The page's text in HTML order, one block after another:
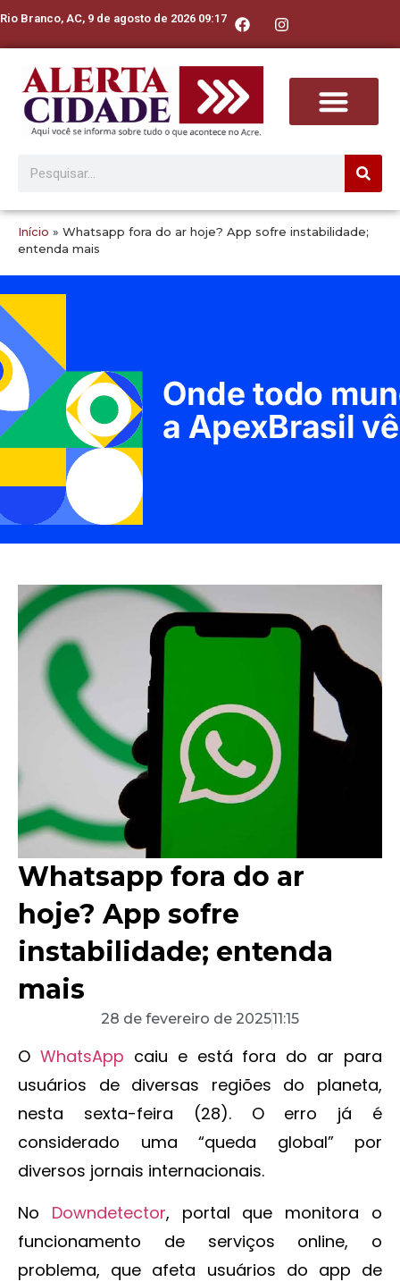
Rio Branco, AC, 9 de agosto de 2026 09:17
Início » Whatsapp fora do ar hoje? App sofre instabilidade;
entenda mais
Whatsapp fora do ar
hoje? App sofre
instabilidade; entenda
mais
28 de fevereiro de 202511:15
O WhatsApp caiu e está fora do ar para
usuários de diversas regiões do planeta,
nesta sexta-feira (28). O erro já é
considerado uma “queda global” por
diversos jornais internacionais.
No Downdetector, portal que monitora o
funcionamento de serviços online, o
problema, que afeta usuários do app de